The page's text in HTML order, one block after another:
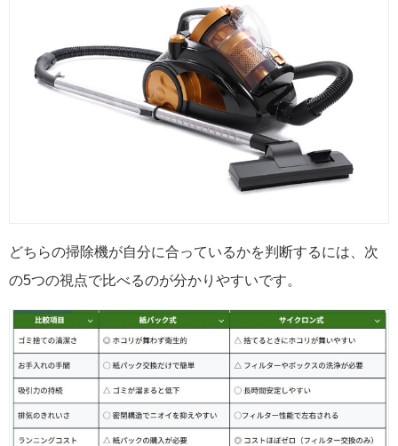
どちらの掃除機が自分に合っているかを判断するには、次
の5つの視点で比べるのが分かりやすいです。